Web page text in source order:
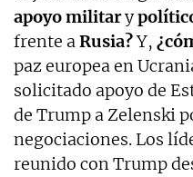
apoyo military
frente aRusia?Y,
paz europea en
solicitado apoyo de
de Trump a Zelenski
negociaciones. Los
reunido con Trump